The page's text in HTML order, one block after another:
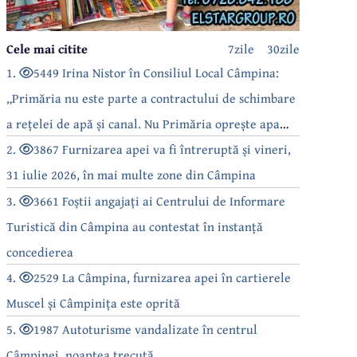
30zile
7zile
Cele mai citite
1.
5449 Irina Nistor în Consiliul Local Câmpina:
„Primăria nu este parte a contractului de schimbare
a rețelei de apă și canal. Nu Primăria oprește apa
câmpinenilor!”
2.
3867 Furnizarea apei va fi întreruptă și vineri,
31 iulie 2026, în mai multe zone din Câmpina
3.
3661 Foștii angajați ai Centrului de Informare
Turistică din Câmpina au contestat în instanță
concedierea
4.
2529 La Câmpina, furnizarea apei în cartierele
Muscel și Câmpinița este oprită
5.
1987 Autoturisme vandalizate în centrul